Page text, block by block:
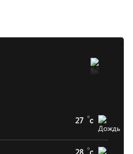
27 c